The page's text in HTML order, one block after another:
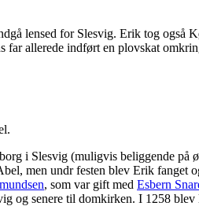
lensed for Slesvig. Erik tog også
far allerede indført en plovskat
i Slesvig (muligvis beliggende på
men undr festen blev Erik fanget
, som var gift med Esbern
og senere til domkirken. I 1258